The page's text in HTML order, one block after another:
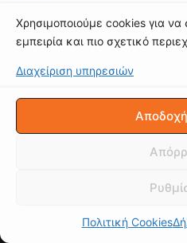
Χρησιμοποιούμε cookies για
εμπειρία και πιο σχετικό
Διαχείριση υπηρεσιών
Πολιτική Cookies